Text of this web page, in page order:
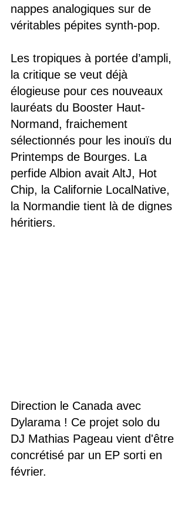
nappes analogiques sur de
véritables pépites synth-pop.
Les tropiques à portée d’ampli,
la critique se veut déjà
élogieuse pour ces nouveaux
lauréats du Booster Haut-
Normand, fraichement
sélectionnés pour les inouïs du
Printemps de Bourges. La
perfide Albion avait AltJ, Hot
Chip, la Californie LocalNative,
la Normandie tient là de dignes
héritiers.
Direction le Canada avec
Dylarama ! Ce projet solo du
DJ Mathias Pageau vient d'être
concrétisé par un EP sorti en
février.